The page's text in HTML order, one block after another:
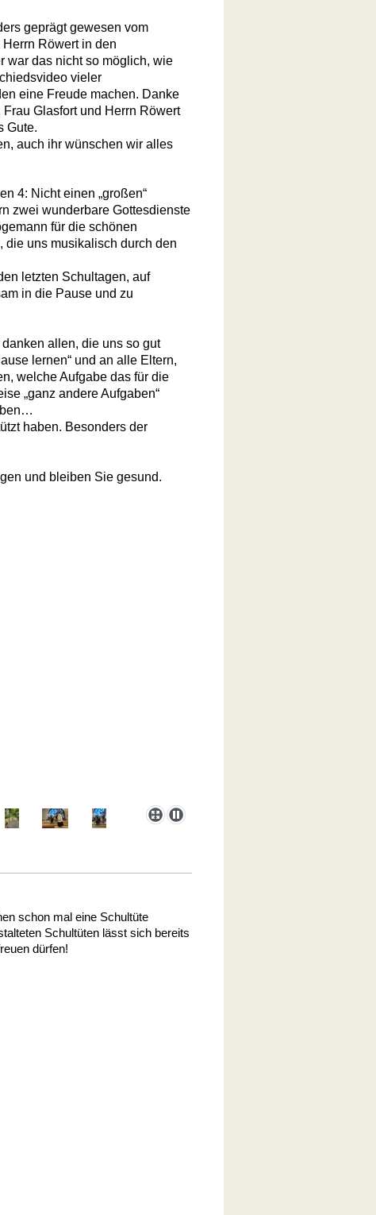
geprägt gewesen vom
Röwert in den
war das nicht so möglich, wie
vieler
eine Freude machen. Danke
Glasfort und Herrn Röwert
Gute.
auch ihr wünschen wir alles
4: Nicht einen „großen“
zwei wunderbare Gottesdienste
für die schönen
die uns musikalisch durch den
letzten Schultagen, auf
in die Pause und zu
allen, die uns so gut
lernen“ und an alle Eltern,
welche Aufgabe das für die
„ganz andere Aufgaben“
haben. Besonders der
und bleiben Sie gesund.
schon mal eine Schultüte
Schultüten lässt sich bereits
dürfen!